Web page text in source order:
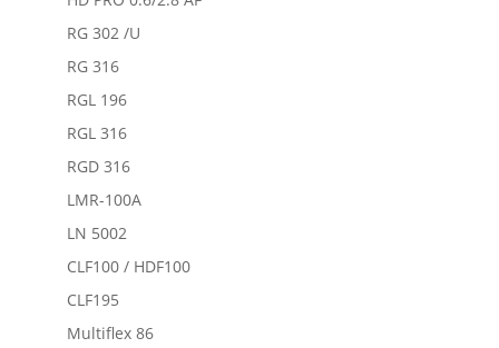
RG 302 /U
RG 316
RGL 196
RGL 316
RGD 316
LMR-100A
LN 5002
CLF100 / HDF100
CLF195
Multiflex 86